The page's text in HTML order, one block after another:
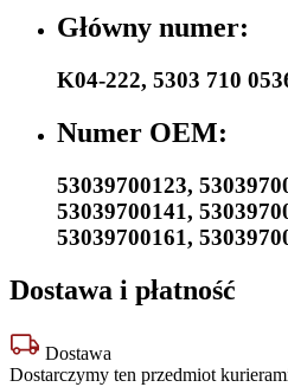
Główny numer:
K04-222, 5303 710
Numer OEM:
53039700123,
53039700141,
53039700161,
Dostawa i płatność
Dostawa
Dostarczymy ten przedmiot